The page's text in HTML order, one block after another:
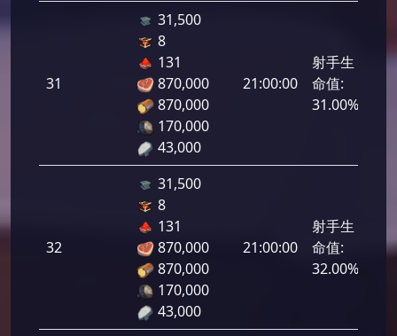
31
31,500
8
131
870,000
870,000
170,000
43,000
21:00:00
射手生
命值:
31.00%
32
31,500
8
131
870,000
870,000
170,000
43,000
21:00:00
射手生
命值:
32.00%